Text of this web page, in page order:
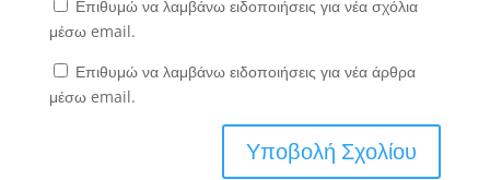
Επιθυμώ να λαμβάνω ειδοποιήσεις για νέα σχόλια
μέσω email.
Επιθυμώ να λαμβάνω ειδοποιήσεις για νέα άρθρα
μέσω email.